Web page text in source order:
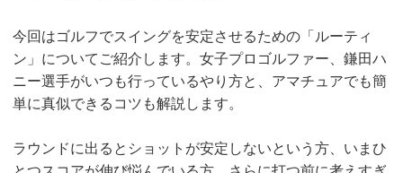
今回はゴルフでスイングを安定させるための「ルーティ
ン」についてご紹介します。女子プロゴルファー、鎌田ハ
ニー選手がいつも行っているやり方と、アマチュアでも簡
単に真似できるコツも解説します。
ラウンドに出るとショットが安定しないという方、いまひ